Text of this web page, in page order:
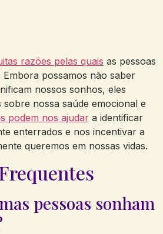
razões pelas quais as pessoas
possamos não saber
nossos sonhos, eles
nossa saúde emocional e
podem nos ajudar a identificar
enterrados e nos incentivar a
queremos em nossas vidas.
pessoas sonham